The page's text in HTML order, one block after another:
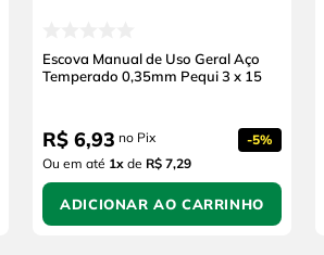
Escova Manual de Uso Geral Aço
Temperado 0,35mm Pequi 3 x 15
R$ 6,93 no Pix -5%
Ou em até 1x de R$ 7,29
ADICIONAR AO CARRINHO